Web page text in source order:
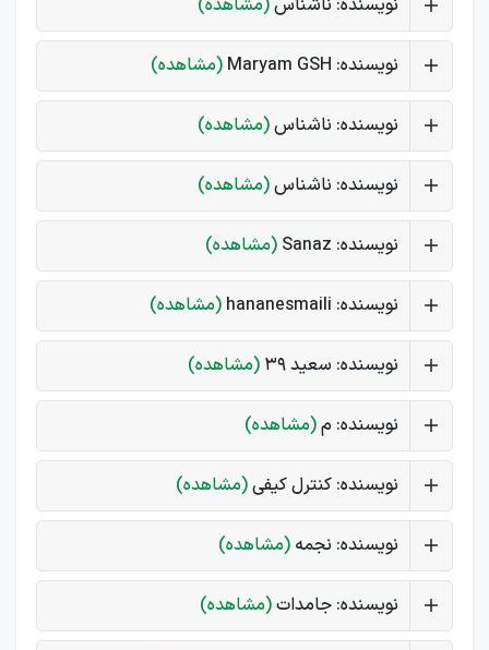
نویسنده: ناشناس(مشاهده)
نویسنده: Maryam GSH (مشاهده)
نویسنده: ناشناس(مشاهده)
نویسنده: ناشناس(مشاهده)
نویسنده: Sanaz (مشاهده)
نویسنده: hananesmaili (مشاهده)
نویسنده: سعید 39 (مشاهده)
نویسنده: م(مشاهده)
نویسنده: کنترل کیفی(مشاهده)
نویسنده: نجمه (مشاهده)
نویسنده: جامدات(مشاهده)